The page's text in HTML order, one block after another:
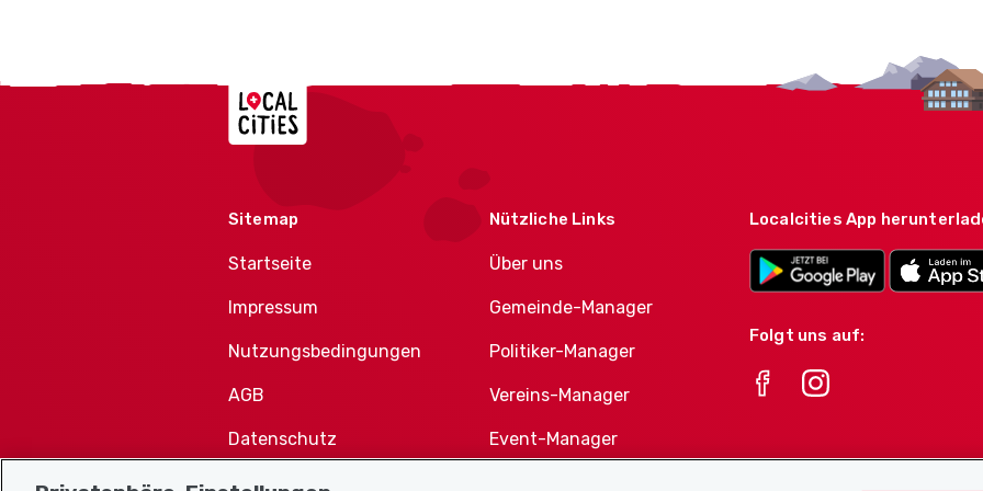
Localcities
Sitemap
Startseite
Impressum
Nutzungsbedingungen
AGB
Datenschutz
Cookie-Richtlinie
Nützliche Links
Über uns
Gemeinde-Manager
Politiker-Manager
Vereins-Manager
Event-Manager
Localcities App
Folgt uns auf: